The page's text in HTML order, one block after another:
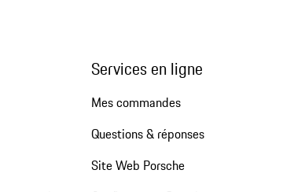
Services en ligne
Mes commandes
Questions & réponses
Site Web Porsche